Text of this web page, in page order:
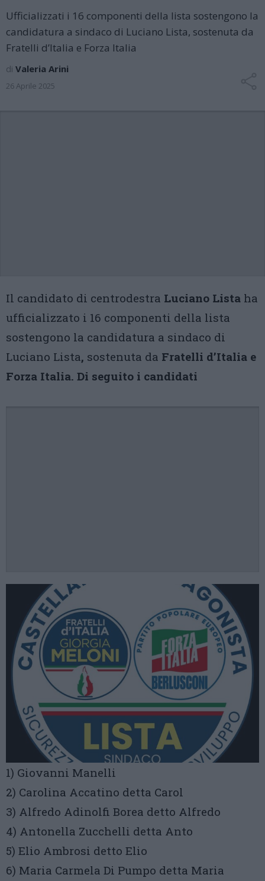
Ufficializzati i 16 componenti della lista sostengono la
candidatura a sindaco di Luciano Lista, sostenuta da
Fratelli d’Italia e Forza Italia
di Valeria Arini
26 Aprile 2025
Il candidato di centrodestra Luciano Lista ha
ufficializzato i 16 componenti della lista
sostengono la candidatura a sindaco di
Luciano Lista, sostenuta da Fratelli d’Italia e
Forza Italia. Di seguito i candidati
1) Giovanni Manelli
2) Carolina Accatino detta Carol
3) Alfredo Adinolfi Borea detto Alfredo
4) Antonella Zucchelli detta Anto
5) Elio Ambrosi detto Elio
6) Maria Carmela Di Pumpo detta Maria